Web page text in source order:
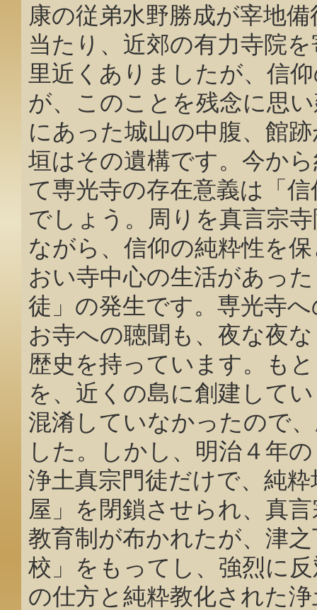
康の従弟水野勝成が宰地
当たり、近郊の有力寺院
里近くありましたが、信
が、このことを残念に思
にあった城山の中腹、館
垣はその遺構です。今か
て専光寺の存在意義は「
でしょう。周りを真言宗
ながら、信仰の純粋性を
おい寺中心の生活があっ
徒」の発生です。専光寺
お寺への聴聞も、夜な夜
歴史を持っています。も
を、近くの島に創建して
混淆していなかったので
した。しかし、明治４年
浄土真宗門徒だけで、純
屋」を閉鎖させられ、真
教育制が布かれたが、津
校」をもってし、強烈に
の仕方と純粋教化された